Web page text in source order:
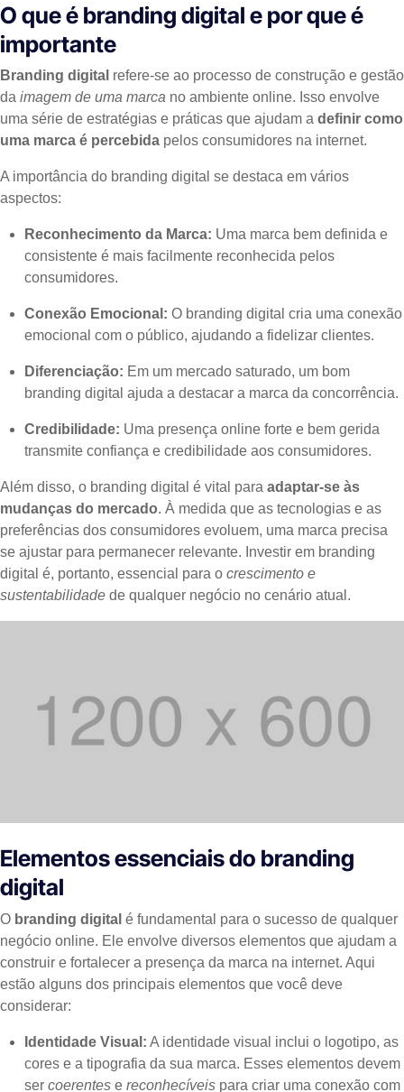
O que é branding digital e por que é
importante
Branding digital refere-se ao processo de construção e gestão
da imagem de uma marca no ambiente online. Isso envolve
uma série de estratégias e práticas que ajudam a definir como
uma marca é percebida pelos consumidores na internet.
A importância do branding digital se destaca em vários
aspectos:
Reconhecimento da Marca: Uma marca bem definida e
consistente é mais facilmente reconhecida pelos
consumidores.
Conexão Emocional: O branding digital cria uma conexão
emocional com o público, ajudando a fidelizar clientes.
Diferenciação: Em um mercado saturado, um bom
branding digital ajuda a destacar a marca da concorrência.
Credibilidade: Uma presença online forte e bem gerida
transmite confiança e credibilidade aos consumidores.
Além disso, o branding digital é vital para adaptar-se às
mudanças do mercado. À medida que as tecnologias e as
preferências dos consumidores evoluem, uma marca precisa
se ajustar para permanecer relevante. Investir em branding
digital é, portanto, essencial para o crescimento e
sustentabilidade de qualquer negócio no cenário atual.
Elementos essenciais do branding
digital
O branding digital é fundamental para o sucesso de qualquer
negócio online. Ele envolve diversos elementos que ajudam a
construir e fortalecer a presença da marca na internet. Aqui
estão alguns dos principais elementos que você deve
considerar:
Identidade Visual: A identidade visual inclui o logotipo, as
cores e a tipografia da sua marca. Esses elementos devem
sercoerentes ereconhecíveis para criar uma conexão com